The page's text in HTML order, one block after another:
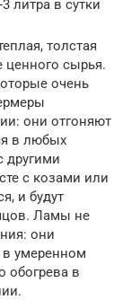
литра в сутки
толстая
ценного сырья.
очень
они отгоняют
в любых
другими
с козами или
и будут
Ламы не
они
в умеренном
обогрева в